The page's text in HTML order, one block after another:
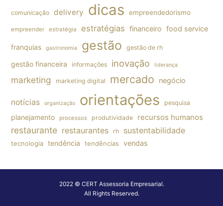
comunicação delivery dicas empreendedorismo
empreender estratégia estratégias financeiro food service
franquias gastronomia gestão gestão de rh
gestão financeira informações inovação liderança
marketing marketing digital mercado negócio
notícias organização orientações pesquisa
planejamento processos produtividade recursos humanos
restaurante restaurantes rh sustentabilidade
tecnologia tendência tendências vendas
2022 © CERT Assessoria Empresarial.
All Rights Reserved.